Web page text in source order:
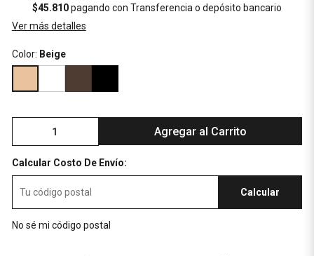
$45.810pagando con Transferencia o depósito bancario
Ver más detalles
Color: Beige
Agregar al Carrito
Calcular Costo De Envío:
Calcular
No sé mi código postal